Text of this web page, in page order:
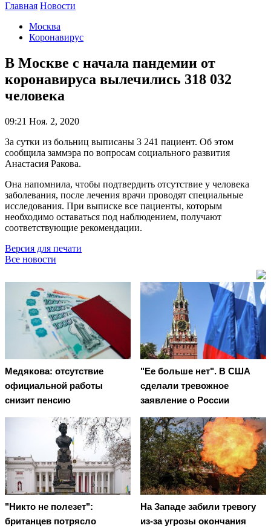
Главная Новости
Москва
Коронавирус
В Москве с начала пандемии от
коронавируса вылечились 318 032
человека
09:21 Ноя. 2, 2020
За сутки из больниц выписаны 3 241 пациент. Об этом
сообщила заммэра по вопросам социального развития
Анастасия Ракова.
Она напомнила, чтобы подтвердить отсутствие у человека
заболевания, после лечения врачи проводят специальные
исследования. При выписке все пациенты, которым
необходимо оставаться под наблюдением, получают
соответствующие рекомендации.
Версия для печати
Все новости
Медякова: отсутствие
официальной работы
снизит пенсию
"Ее больше нет". В США
сделали тревожное
заявление о России
"Никто не полезет":
британцев потрясло
На Западе забили тревогу
из-за угрозы окончания